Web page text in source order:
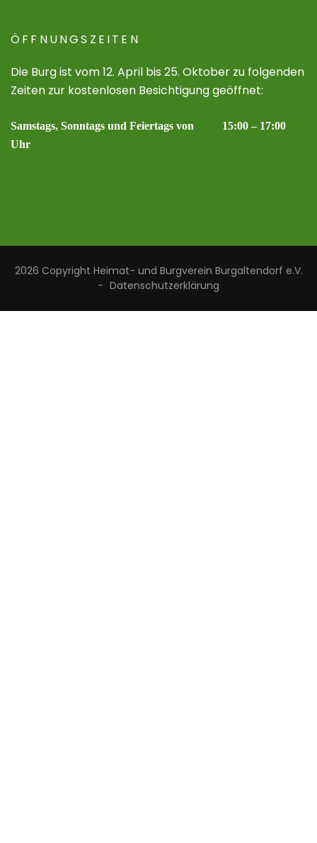
ÖFFNUNGSZEITEN
Die Burg ist vom 12. April bis 25. Oktober zu folgenden
Zeiten zur kostenlosen Besichtigung geöffnet:
Samstags, Sonntags und Feiertags von 15:00 – 17:00
Uhr
2026 Copyright Heimat- und Burgverein Burgaltendorf e.V.
- Datenschutzerklärung